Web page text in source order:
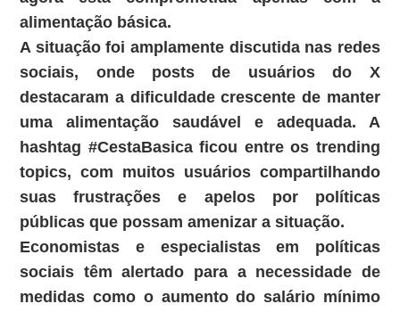
alimentação básica.
A situação foi amplamente discutida nas redes
sociais, onde posts de usuários do X
destacaram a dificuldade crescente de manter
uma alimentação saudável e adequada. A
hashtag #CestaBasica ficou entre os trending
topics, com muitos usuários compartilhando
suas frustrações e apelos por políticas
públicas que possam amenizar a situação.
Economistas e especialistas em políticas
sociais têm alertado para a necessidade de
medidas como o aumento do salário mínimo